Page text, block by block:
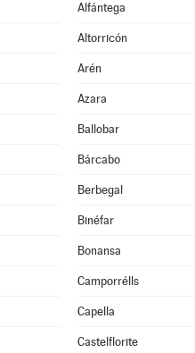
Alfántega
Altorricón
Arén
Azara
Ballobar
Bárcabo
Berbegal
Binéfar
Bonansa
Camporrélls
Capella
Castelflorite